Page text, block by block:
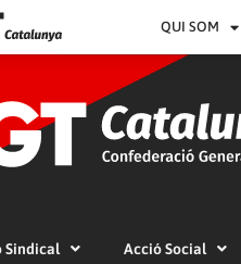
QUI SOM
Sindical Acció Social